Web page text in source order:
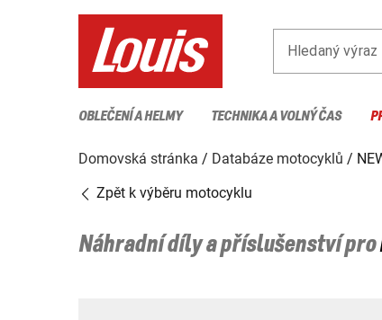
Hledaný výraz
OBLEČENÍ A HELMY TECHNIKA A VOLNÝ ČAS
Domovská stránka Databáze motocyklů
Zpět k výběru motocyklu
Náhradní díly a příslušenství pro